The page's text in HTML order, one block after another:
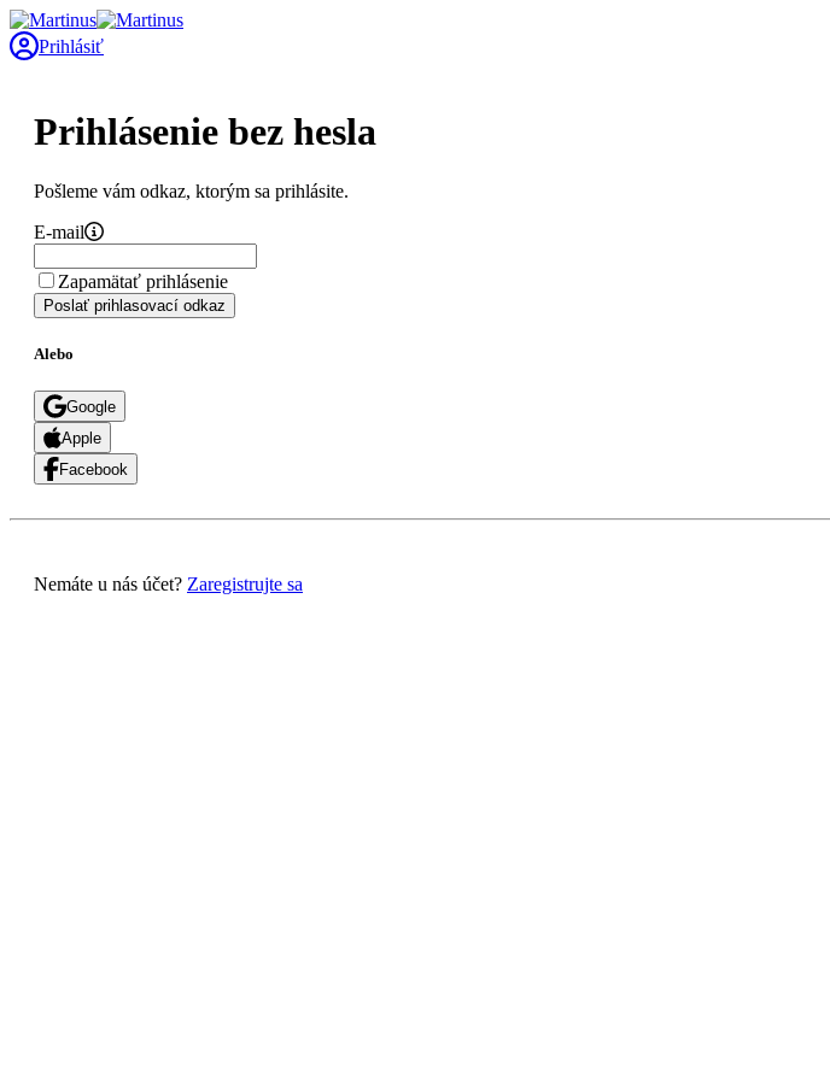
Prihlásiť
Prihlásenie bez hesla
Pošleme vám odkaz, ktorým sa prihlásite.
E-mail
Zapamätať prihlásenie
Poslať prihlasovací odkaz
Alebo
Google
Apple
Facebook
Nemáte u nás účet? Zaregistrujte sa